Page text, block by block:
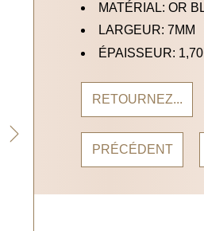
MATÉRIAL: OR
LARGEUR: 7MM
ÉPAISSEUR:
RETOURNEZ...
PRÉCÉDENT